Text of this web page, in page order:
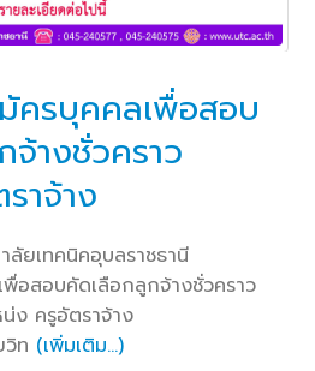
ครบุคคลเพื่อสอบ
จ้างชั่วคราว
าจ้าง
ลัยเทคนิคอุบลราชธานี
พื่อสอบคัดเลือกลูกจ้างชั่วคราว
ง ครูอัตราจ้าง
ท (เพิ่มเติม…)